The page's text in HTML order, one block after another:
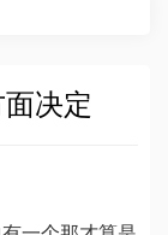
决定